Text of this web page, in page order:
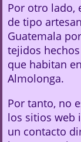
Por otro lado,
de tipo
Guatemala
tejidos
que habitan
Almolonga.
Por tanto, no
los sitios web
un contacto